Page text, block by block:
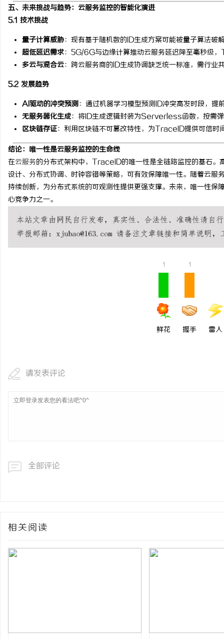
五、未来挑战与趋势：云服务监控的智能化演进
5.1 技术挑战
量子计算威胁：现有基于随机数的ID生成方案可能被量子算法破
超低延迟需求：5G/6G与边缘计算推动云服务延迟降至毫秒级
多云与混合云：跨云服务商的ID生成协调缺乏统一标准，需行业
5.2 发展趋势
AI驱动的冲突预测：通过机器学习模型预测ID冲突高发时段，提
无服务器化生成：将ID生成逻辑封装为Serverless函数，按需
区块链存证：利用区块链不可篡改特性，为TraceID提供可信时
结论：唯一性是云服务监控的生命线
在云服务的分布式架构中，TraceID的唯一性是全链路监控的基石。
设计、分布式协调、时钟容错等策略，可有效保障唯一性。随着云
持续创新，为分布式系统的可观测性提供更强支撑。未来，唯一性
心竞争力之一。
1
鲜花
1
握手 雷人
请发表评论
全部评论
相关阅读